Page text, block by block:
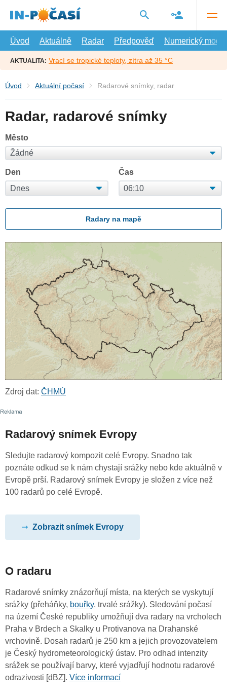
hlavní
Úvod
Aktuálně Radar Předpověď Numerický model
AKTUALITA: Vrací se tropické teploty, zítra až 35 °C
Úvod Aktuální počasí Radarové snímky, radar
Radar, radarové snímky
Město
Den Čas
Radary na mapě
Zdroj dat: ČHMÚ
Radarový snímek Evropy
Sledujte radarový kompozit celé Evropy. Snadno tak
poznáte odkud se k nám chystají srážky nebo kde aktuálně v
Evropě prší. Radarový snímek Evropy je složen z více než
100 radarů po celé Evropě.
Zobrazit snímek Evropy
O radaru
Radarové snímky znázorňují místa, na kterých se vyskytují
srážky (přeháňky, bouřky, trvalé srážky). Sledování počasí
na území České republiky umožňují dva radary na vrcholech
Praha v Brdech a Skalky u Protivanova na Drahanské
vrchovině. Dosah radarů je 250 km a jejich provozovatelem
je Český hydrometeorologický ústav. Pro odhad intenzity
srážek se používají barvy, které vyjadřují hodnotu radarové
odrazivosti [dBZ]. Více informací